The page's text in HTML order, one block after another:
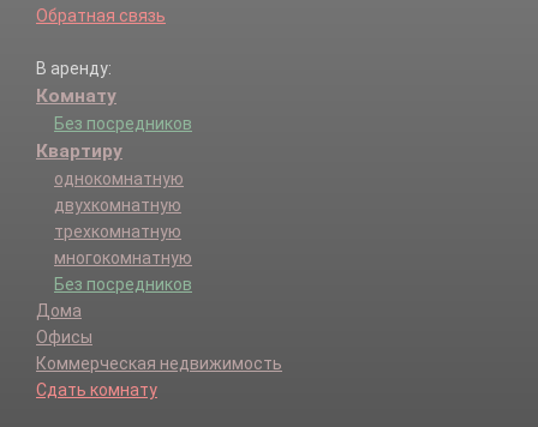
Обратная связь
В аренду:
Комнату
Без посредников
Квартиру
однокомнатную
двухкомнатную
трехкомнатную
многокомнатную
Без посредников
Дома
Офисы
Коммерческая недвижимость
Сдать комнату